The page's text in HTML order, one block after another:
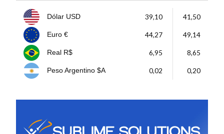
Dólar USD 39,10 41,50
Euro € 44,27 49,14
Real R$ 6,95 8,65
Peso Argentino $A 0,02 0,20